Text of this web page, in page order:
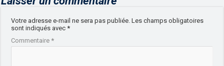
Votre adresse e-mail ne sera pas publiée. Les champs obligatoires
sont indiqués avec*
Commentaire*